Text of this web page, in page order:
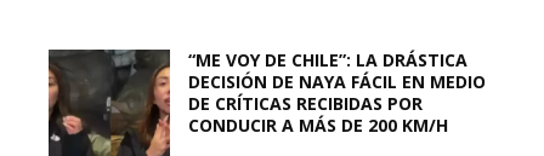
“ME VOY DE CHILE”: LA DRÁSTICA
DECISIÓN DE NAYA FÁCIL EN MEDIO
DE CRÍTICAS RECIBIDAS POR
CONDUCIR A MÁS DE 200 KM/H